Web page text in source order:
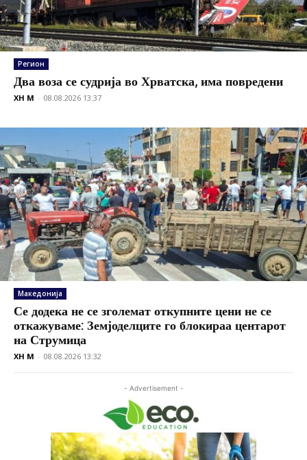
Регион
Два воза се судрија во Хрватска, има повредени
XH M - 08.08.2026 13:37
Македонија
Се додека не се зголемат откупните цени не се
откажуваме: Земјоделците го блокираа центарот
на Струмица
XH M - 08.08.2026 13:32
- Advertisement -